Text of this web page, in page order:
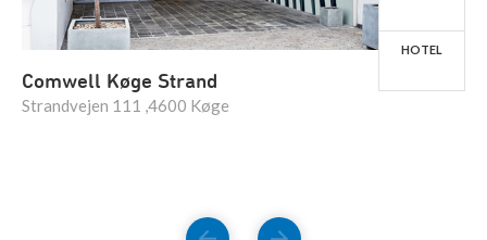
Comwell Køge Strand
Strandvejen 111 ,4600 Køge
HOTEL
FORRIGE NÆSTE